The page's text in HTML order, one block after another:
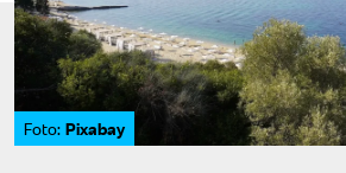
Foto: Pixabay